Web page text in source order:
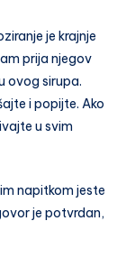
je krajnje
prija njegov
ovog sirupa.
i popijte. Ako
u svim
napitkom jeste
je potvrdan,